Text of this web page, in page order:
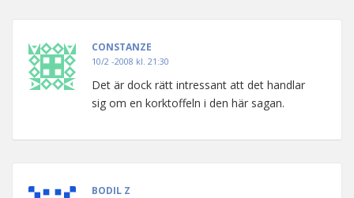
CONSTANZE
10/2 -2008 kl. 21:30
Det är dock rätt intressant att det handlar
sig om en korktoffeln i den här sagan.
BODIL Z